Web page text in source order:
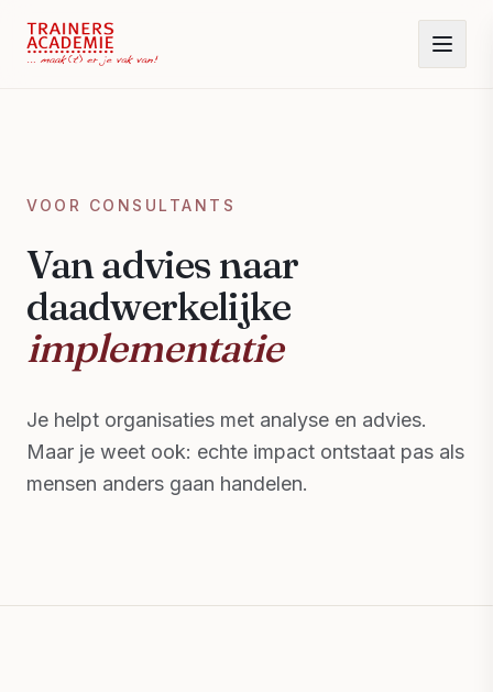
VOOR CONSULTANTS
Van advies naar
daadwerkelijke
implementatie
Je helpt organisaties met analyse en advies.
Maar je weet ook: echte impact ontstaat pas als
mensen anders gaan handelen.